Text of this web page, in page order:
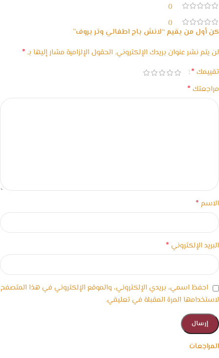
0
0
المراجعات
كن أول من يقيم “لانش باج اطفالي وتر بروف”
لن يتم نشر عنوان بريدك الإلكتروني. الحقول الإلزامية مشار إليها بـ*
تقييمك *
مراجعتك *
الاسم *
البريد الإلكتروني *
احفظ اسمي، بريدي الإلكتروني، والموقع الإلكتروني في هذا المتصفح
لاستخدامها المرة المقبلة في تعليقي.